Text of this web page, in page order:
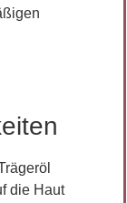
die Haut